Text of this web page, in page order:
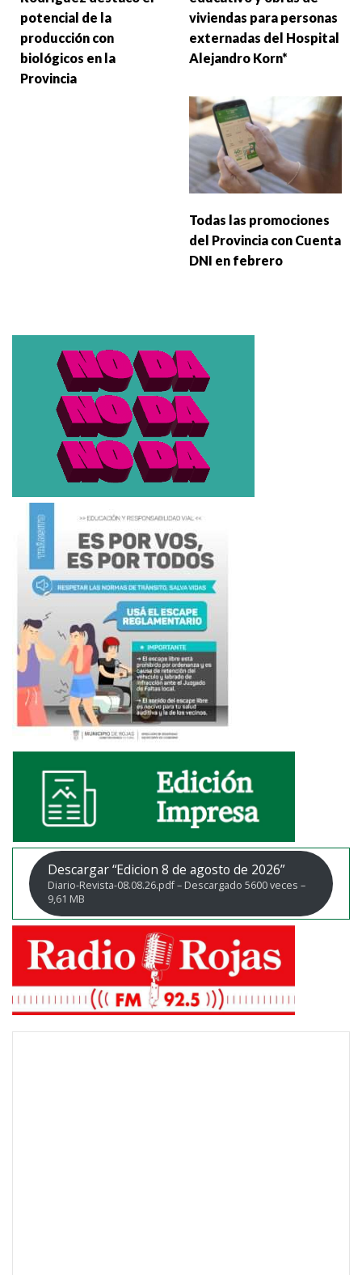
potencial de la
producción con
biológicos en la
Provincia
viviendas para personas
externadas del Hospital
Alejandro Korn*
Todas las promociones
del Provincia con Cuenta
DNI en febrero
Descargar “Edicion 8 de agosto de 2026”
Diario-Revista-08.08.26.pdf – Descargado 5600 veces –
9,61 MB